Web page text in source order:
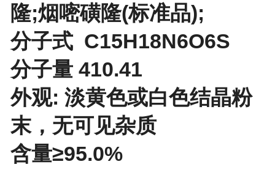
隆;烟嘧磺隆(标准品);
分子式 C15H18N6O6S
分子量 410.41
外观: 淡黄色或白色结晶粉
末，无可见杂质
含量≥95.0%